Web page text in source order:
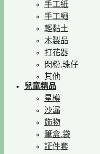
手工紙
手工繩
輕黏土
木製品
打花器
閃粉,珠仔
其他
兒童精品
星樽
沙漏
飾物
筆盒.袋
証件套